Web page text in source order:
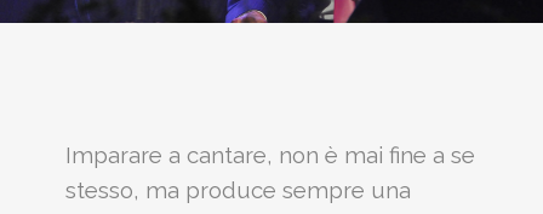
Imparare a cantare, non è mai fine a se
stesso, ma produce sempre una